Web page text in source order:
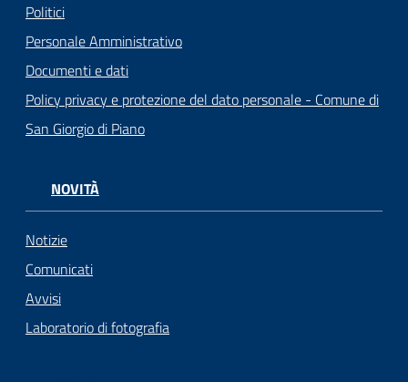
Politici
Personale Amministrativo
Documenti e dati
Policy privacy e protezione del dato personale - Comune di
San Giorgio di Piano
NOVITÀ
Notizie
Comunicati
Avvisi
Laboratorio di fotografia